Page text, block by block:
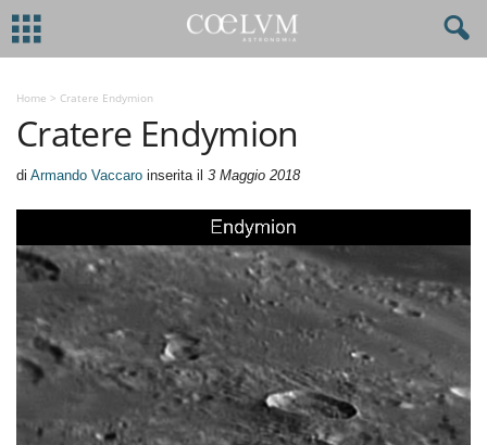
Home > Cratere Endymion
Cratere Endymion
di Armando Vaccaro inserita il 3 Maggio 2018